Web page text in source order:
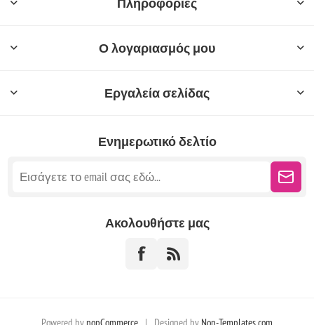
Ο λογαριασμός μου
Εργαλεία σελίδας
Ενημερωτικό δελτίο
Ακολουθήστε μας